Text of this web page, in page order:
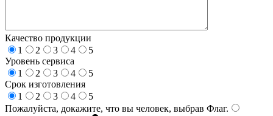
Качество продукции
1
2 3 4
5
Уровень сервиса
1
2 3 4
5
Срок изготовления
1
2 3 4
5
Пожалуйста, докажите, что вы человек, выбрав Флаг.